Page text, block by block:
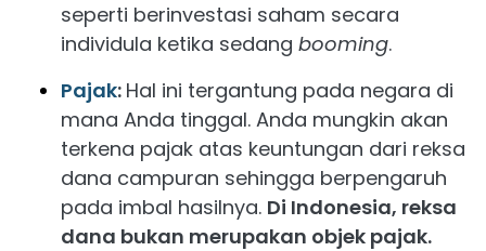
seperti berinvestasi saham secara
individula ketika sedang booming.
Pajak: Hal ini tergantung pada negara di
mana Anda tinggal. Anda mungkin akan
terkena pajak atas keuntungan dari reksa
dana campuran sehingga berpengaruh
pada imbal hasilnya. Di Indonesia, reksa
dana bukan merupakan objek pajak.